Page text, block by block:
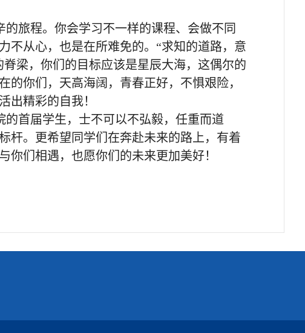
旅程。你会学习不一样的课程、会做不同
不从心，也是在所难免的。“求知的道路，意
梁，你们的目标应该是星辰大海，这偶尔的
你们，天高海阔，青春正好，不惧艰险，
出精彩的自我！
首届学生，士不可以不弘毅，任重而道
杆。更希望同学们在奔赴未来的路上，有着
们相遇，也愿你们的未来更加美好！